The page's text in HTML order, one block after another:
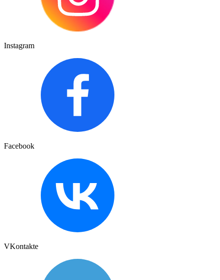
Instagram
Facebook
VKontakte